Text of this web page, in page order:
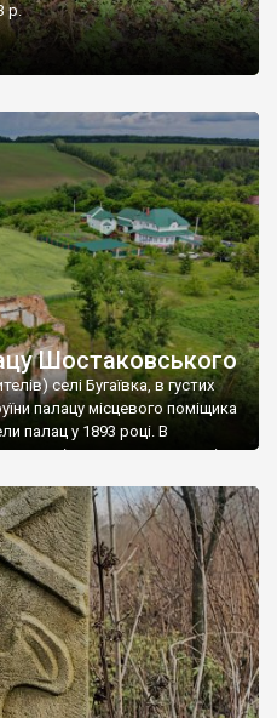
р.
Шостаковського
селі Бугаївка, в густих
палацу місцевого поміщика
палац у 1893 році. В
містилася школа, потім
лікарню. Коли із
не […]